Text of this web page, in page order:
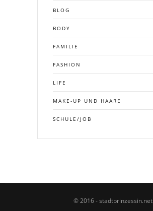
BLOG
BODY
FAMILIE
FASHION
LIFE
MAKE-UP UND HAARE
SCHULE/JOB
© 2016 - stadtprinzessin.net